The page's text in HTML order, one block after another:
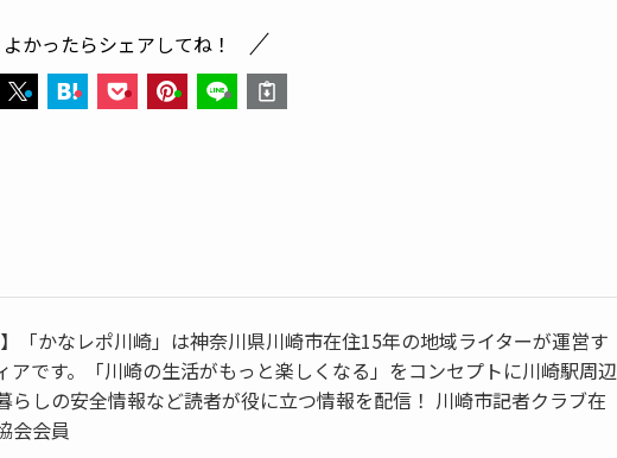
よかったらシェアしてね！
】「かなレポ川崎」は神奈川県川崎市在住15年の地域ライターが運営す
アです。「川崎の生活がもっと楽しくなる」をコンセプトに川崎駅周辺
らしの安全情報など読者が役に立つ情報を配信！ 川崎市記者クラブ在
会会員